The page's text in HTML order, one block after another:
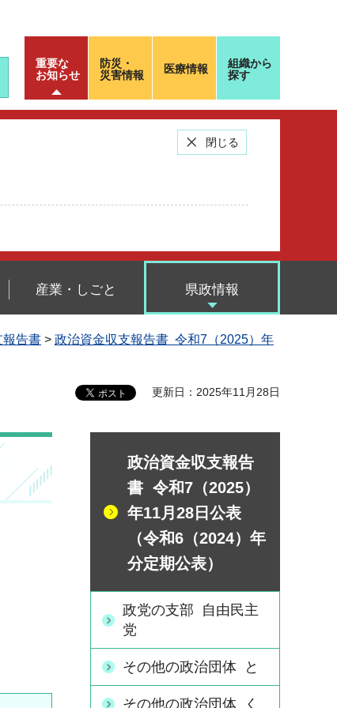
重要な
お知らせ
閉じる
防災・
災害情報
医療情報
組織から
探す
産業・しごと 県政情報
報告書 > 政治資金収支報告書 令和7（2025）年
更新日：2025年11月28日
政治資金収支報告
書 令和7（2025）
年11月28日公表
（令和6（2024）年
分定期公表）
政党の支部 自由民主
党
その他の政治団体 と
その他の政治団体 く